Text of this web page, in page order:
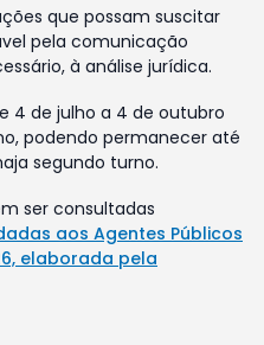
que possam suscitar
pela comunicação
à análise jurídica.
4 de julho a 4 de outubro
podendo permanecer até
segundo turno.
ser consultadas
aos Agentes Públicos
elaborada pela